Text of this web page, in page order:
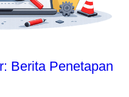
Berita Penetapan